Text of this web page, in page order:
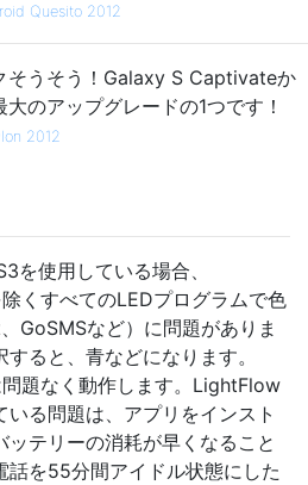
Quesito 2012
そうそう！Galaxy S Captivateか
大のアップグレードの1つです！
2012
を使用している場合、
くすべてのLEDプログラムで色
GoSMSなど）に問題がありま
ると、青などになります。
題なく動作します。LightFlow
いる問題は、アプリをインスト
ッテリーの消耗が早くなること
話を55分間アイドル状態にした